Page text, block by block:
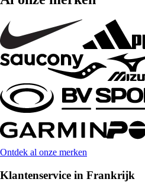
Ontdek al onze merken
Klantenservice in Frankrijk